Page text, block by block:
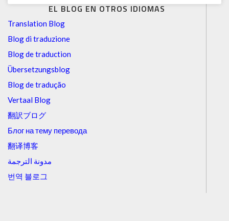
EL BLOG EN OTROS IDIOMAS
Translation Blog
Blog di traduzione
Blog de traduction
Übersetzungsblog
Blog de tradução
Vertaal Blog
翻訳ブログ
Блог на тему перевода
翻译博客
مدونة الترجمة
번역 블로그